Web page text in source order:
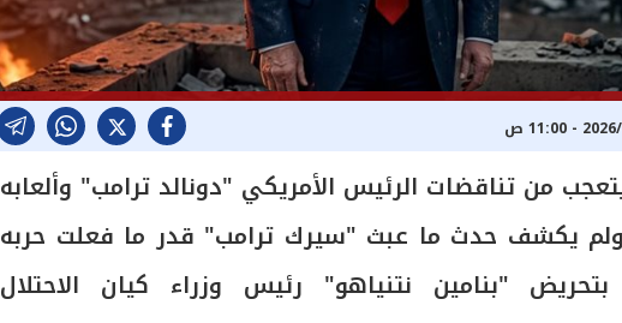
من تناقضات الرئيس الأمريكي "دونالد ترامب" وألعابه
ولم يكشف حدث ما عبث "سيرك ترامب" قدر ما فعلت حربه
"بنامين نتنياهو" رئيس وزراء كيان الاحتلال